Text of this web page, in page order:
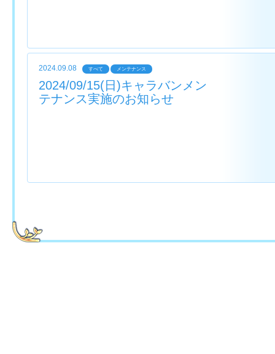
2024.09.08 すべて メンテナンス
2024/09/15(日)キャラバンメン
テナンス実施のお知らせ